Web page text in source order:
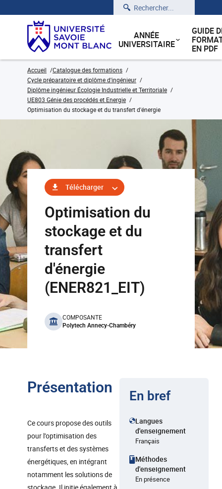
Rechercher
ANNÉE
UNIVERSITAIRE
GUIDE
EN PDF
Accueil
Catalogue des formations
Cycle préparatoire et diplôme d'ingénieur
Diplôme ingénieur Écologie Industrielle et Territoriale
UE803 Génie des procédés et Energie
Optimisation du stockage et du transfert d'énergie
Télécharger
Optimisation du
stockage et du
transfert
d'énergie
(ENER821_EIT)
benefits
COMPOSANTE
Polytech Annecy-Chambéry
Présentation
Ce cours propose des outils
pour l’optimisation des
transferts et des systèmes
énergétiques, en intégrant
notamment les solutions de
En bref
Langues
d'enseignement
Français
Méthodes
d'enseignement
En présence